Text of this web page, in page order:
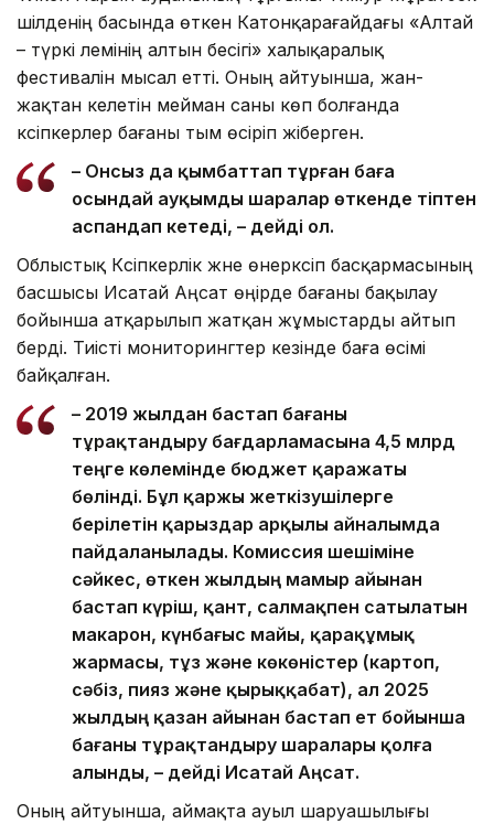
шілденің басында өткен Катонқарағайдағы «Алтай
– түркі әлемінің алтын бесігі» халықаралық
фестивалін мысал етті. Оның айтуынша, жан-
жақтан келетін мейман саны көп болғанда
кәсіпкерлер бағаны тым өсіріп жіберген.
– Онсыз да қымбаттап тұрған баға
осындай ауқымды шаралар өткенде тіптен
аспандап кетеді, – дейді ол.
Облыстық Кәсіпкерлік және өнеркәсіп басқармасының
басшысы Исатай Аңсат өңірде бағаны бақылау
бойынша атқарылып жатқан жұмыстарды айтып
берді. Тиісті мониторингтер кезінде баға өсімі
байқалған.
– 2019 жылдан бастап бағаны
тұрақтандыру бағдарламасына 4,5 млрд
теңге көлемінде бюджет қаражаты
бөлінді. Бұл қаржы жеткізушілерге
берілетін қарыздар арқылы айналымда
пайдаланылады. Комиссия шешіміне
сәйкес, өткен жылдың мамыр айынан
бастап күріш, қант, салмақпен сатылатын
макарон, күнбағыс майы, қарақұмық
жармасы, тұз және көкөністер (картоп,
сәбіз, пияз және қырыққабат), ал 2025
жылдың қазан айынан бастап ет бойынша
бағаны тұрақтандыру шаралары қолға
алынды, – дейді Исатай Аңсат.
Оның айтуынша, аймақта ауыл шаруашылығы